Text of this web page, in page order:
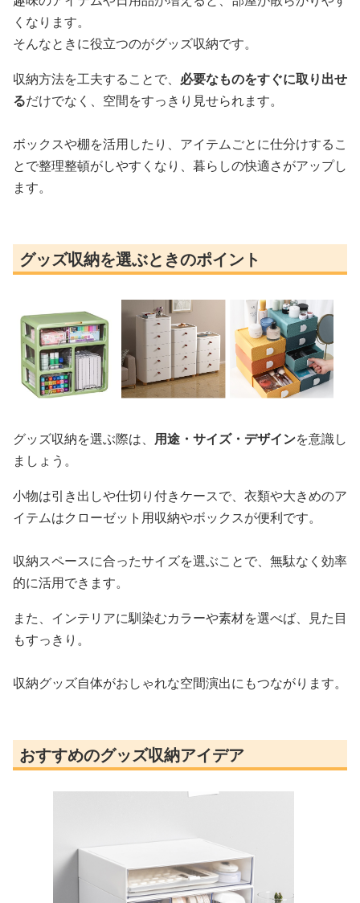
くなります。
そんなときに役立つのがグッズ収納です。
収納方法を工夫することで、 必要なものをすぐに取り出せ
るだけでなく、空間をすっきり見せられます。
ボックスや棚を活用したり、アイテムごとに仕分けするこ
とで整理整頓がしやすくなり、暮らしの快適さがアップし
ます。
グッズ収納を選ぶときのポイント
グッズ収納を選ぶ際は、 用途・サイズ・デザインを意識し
ましょう。
小物は引き出しや仕切り付きケースで、衣類や大きめのア
イテムはクローゼット用収納やボックスが便利です。
収納スペースに合ったサイズを選ぶことで、無駄なく効率
的に活用できます。
また、インテリアに馴染むカラーや素材を選べば、見た目
もすっきり。
収納グッズ自体がおしゃれな空間演出にもつながります。
おすすめのグッズ収納アイデア